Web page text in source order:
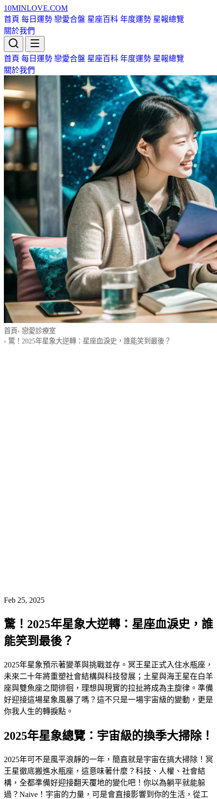
10MINLOVE.COM
首頁 每日運勢 戀愛合盤 星座百科 年度運勢 星報總覽
關於我們
首頁 每日運勢 戀愛合盤 星座百科 年度運勢 星報總覽
關於我們
首頁› 戀愛診療室
› 驚！2025年星象大逆轉：星座血淚史，誰能笑到最後？
Feb 25, 2025
驚！2025年星象大逆轉：星座血淚史，誰
能笑到最後？
2025年星象預示著變革與挑戰並存。冥王星正式入住水瓶座，
未來二十年將重塑社會結構與科技發展；土星與海王星在白羊
座與雙魚座之間徘徊，理想與現實的拉扯將成為主旋律。準備
好迎接這場星象風暴了嗎？這不只是一場宇宙級的變動，更是
你我人生的轉捩點。
2025年星象總覽：宇宙級的換季大掃除！
2025年可不是風平浪靜的一年，簡直就是宇宙在搞大掃除！冥
王星徹底搬進水瓶座，這意味著什麼？科技、人權、社會結
構，全都準備好迎接翻天覆地的變化吧！你以為躺平就能躲
過？Naive！宇宙的力量，可是會直接影響到你的生活，從工